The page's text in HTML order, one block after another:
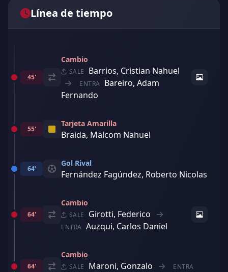
Línea de tiempo
45'
Cambio
SALE Barrios, Cristian Nahuel
ENTRA Bareiro, Adam
Fernando
55'
Tarjeta Amarilla
Braida, Malcom Nahuel
64'
Gol Rival
Fernández Fagúndez, Roberto Nicolas
64'
Cambio
SALE Girotti, Federico
ENTRA Auzqui, Carlos Daniel
64'
Cambio
SALE Maroni, Gonzalo ENTRA